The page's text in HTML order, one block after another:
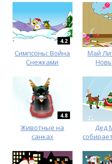
4.2
Симпсоны: Война
Снежками
Май
4.8
Животные на
санках
Дед